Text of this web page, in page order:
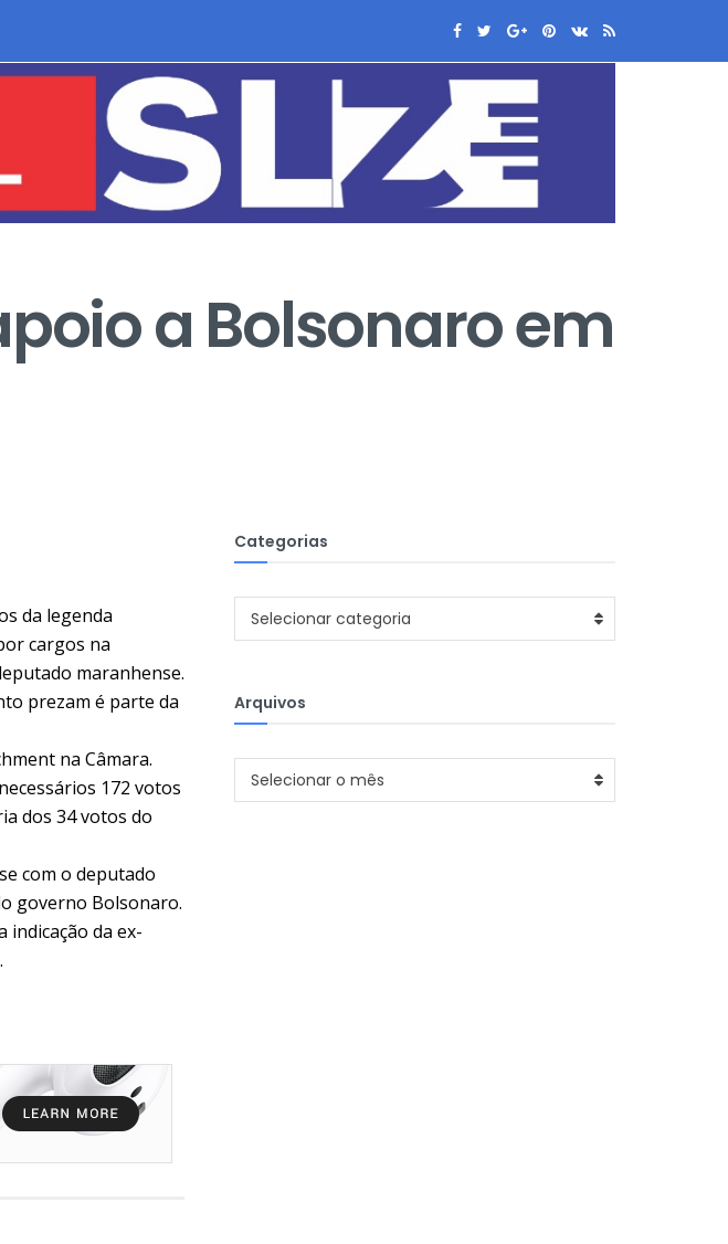
a Bolsonaro em
da legenda
cargos na
maranhense.
prezam é parte da
na Câmara.
172 votos
dos 34 votos do
com o deputado
governo Bolsonaro.
indicação da ex-
Categorias
Categorias
Selecionar categoria
Arquivos
Arquivos
Selecionar o mês